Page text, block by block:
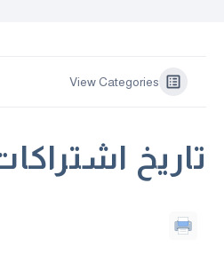
View Categories
تاريخ